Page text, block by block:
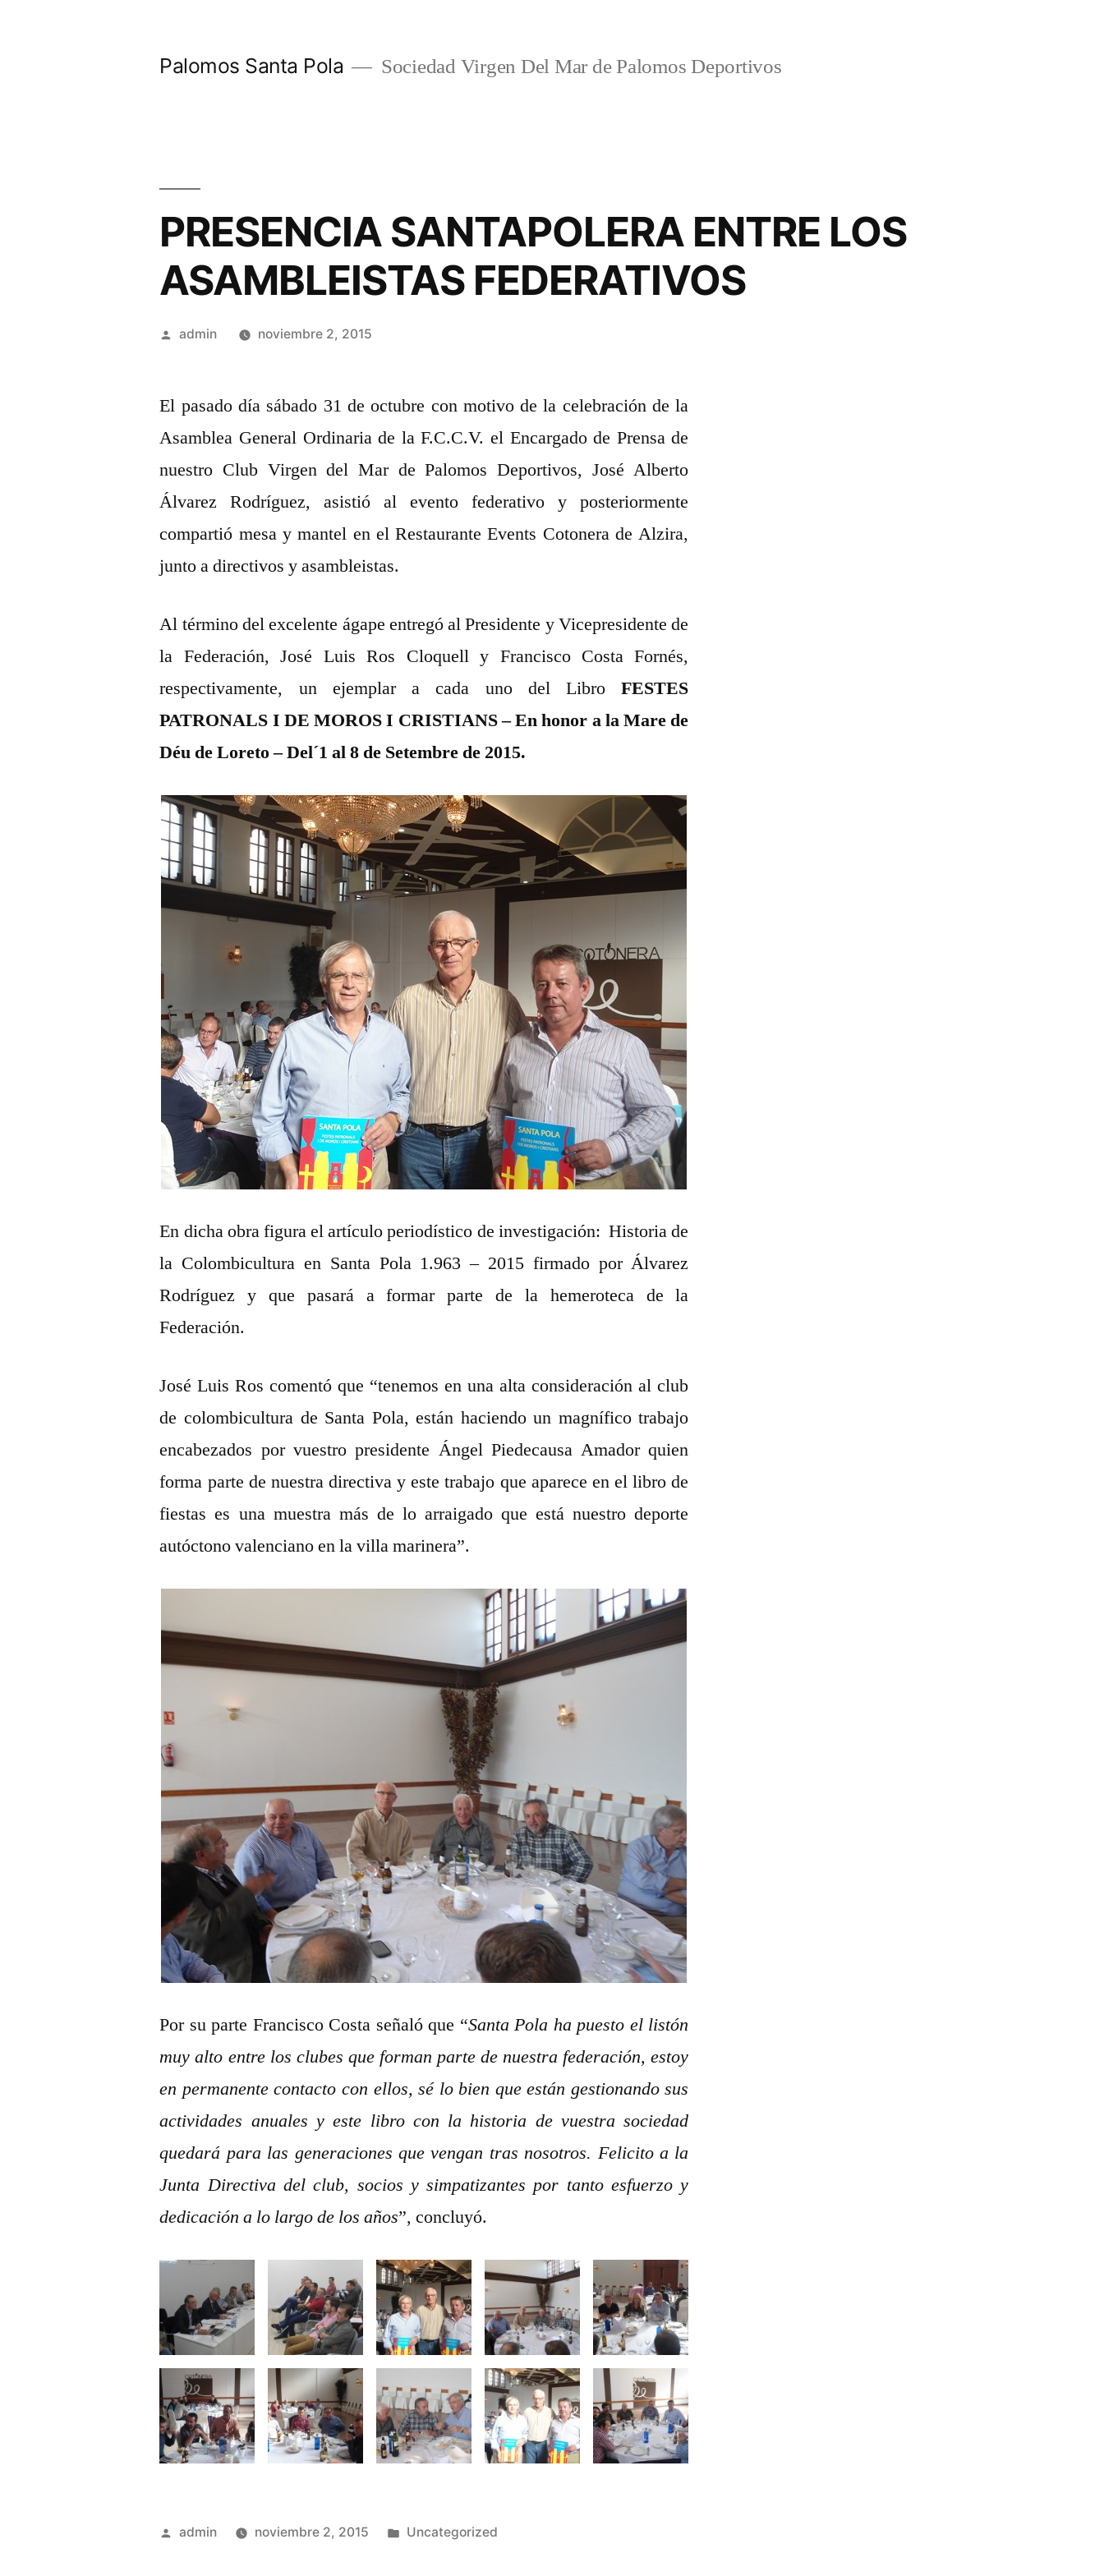
Palomos Santa Pola Sociedad Virgen Del Mar de Palomos Deportivos
PRESENCIA SANTAPOLERA ENTRE LOS
ASAMBLEISTAS FEDERATIVOS
Publicado
admin noviembre 2, 2015
El pasado día sábado 31 de octubre con motivo de la celebración de la
Asamblea General Ordinaria de la F.C.C.V. el Encargado de Prensa de
nuestro Club Virgen del Mar de Palomos Deportivos, José Alberto
Álvarez Rodríguez, asistió al evento federativo y posteriormente
compartió mesa y mantel en el Restaurante Events Cotonera de Alzira,
junto a directivos y asambleistas.
Al término del excelente ágape entregó al Presidente y Vicepresidente de
la Federación, José Luis Ros Cloquell y Francisco Costa Fornés,
respectivamente, un ejemplar a cada uno del LibroFESTES
PATRONALS I DE MOROS I CRISTIANS – En honor a la Mare de
Déu de Loreto – Del´1 al 8 de Setembre de 2015.
En dicha obra figura el artículo periodístico de investigación: Historia de
la Colombicultura en Santa Pola 1.963 – 2015 firmado por Álvarez
Rodríguez y que pasará a formar parte de la hemeroteca de la
Federación.
José Luis Ros comentó que “tenemos en una alta consideración al club
de colombicultura de Santa Pola, están haciendo un magnífico trabajo
encabezados por vuestro presidente Ángel Piedecausa Amador quien
forma parte de nuestra directiva y este trabajo que aparece en el libro de
fiestas es una muestra más de lo arraigado que está nuestro deporte
autóctono valenciano en la villa marinera”.
Por su parte Francisco Costa señaló que “Santa Pola ha puesto el listón
muy alto entre los clubes que forman parte de nuestra federación, estoy
en permanente contacto con ellos, sé lo bien que están gestionando sus
actividades anuales y este libro con la historia de vuestra sociedad
quedará para las generaciones que vengan tras nosotros. Felicito a la
Junta Directiva del club, socios y simpatizantes por tanto esfuerzo y
dedicación a lo largo de los años”, concluyó.
Publicado
admin noviembre 2, 2015
Publicado
Uncategorized